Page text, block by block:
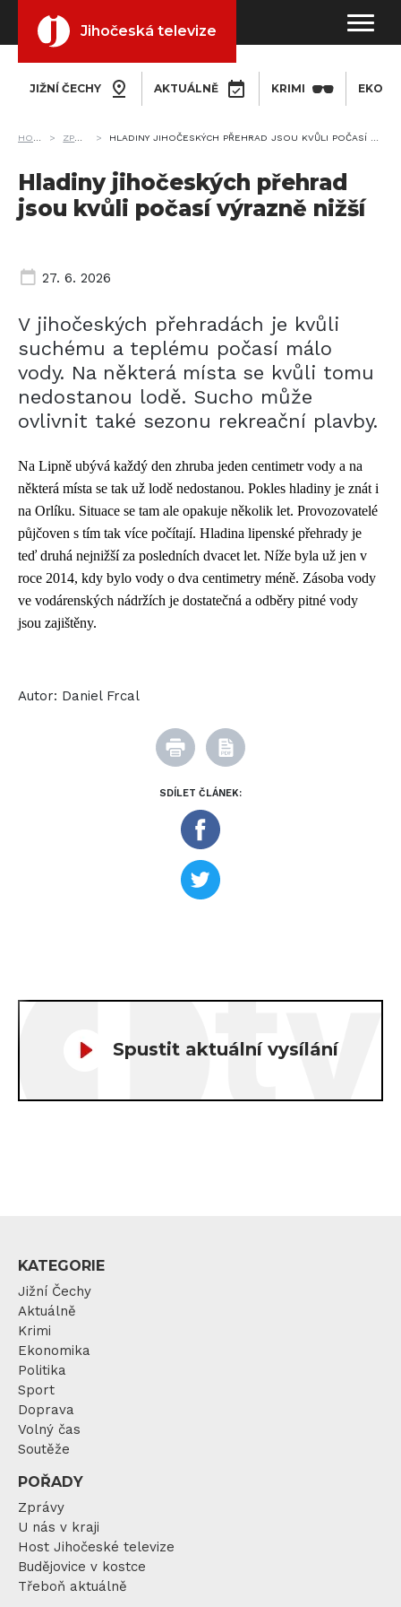
Jihočeská televize
JIŽNÍ ČECHY AKTUÁLNĚ KRIMI
HOME ZPRÁVY HLADINY JIHOČESKÝCH PŘEHRAD JSOU KVŮLI POČASÍ VÝRAZNĚ NIŽŠÍ
Hladiny jihočeských přehrad
jsou kvůli počasí výrazně nižší
SDÍLET ČLÁNEK:
27. 6. 2026
V jihočeských přehradách je kvůli
suchému a teplému počasí málo
vody. Na některá místa se kvůli tomu
nedostanou lodě. Sucho může
ovlivnit také sezonu rekreační plavby.
Na Lipně ubývá každý den zhruba jeden centimetr vody a na
některá místa se tak už lodě nedostanou. Pokles hladiny je znát i
na Orlíku. Situace se tam ale opakuje několik let. Provozovatelé
půjčoven s tím tak více počítají. Hladina lipenské přehrady je
teď druhá nejnižší za posledních dvacet let. Níže byla už jen v
roce 2014, kdy bylo vody o dva centimetry méně. Zásoba vody
ve vodárenských nádržích je dostatečná a odběry pitné vody
jsou zajištěny.
Autor: Daniel Frcal
Spustit aktuální vysílání
KATEGORIE
Jižní Čechy
Aktuálně
Krimi
Ekonomika
Politika
Sport
Doprava
Volný čas
Soutěže
POŘADY
Zprávy
U nás v kraji
Host Jihočeské televize
Budějovice v kostce
Třeboň aktuálně